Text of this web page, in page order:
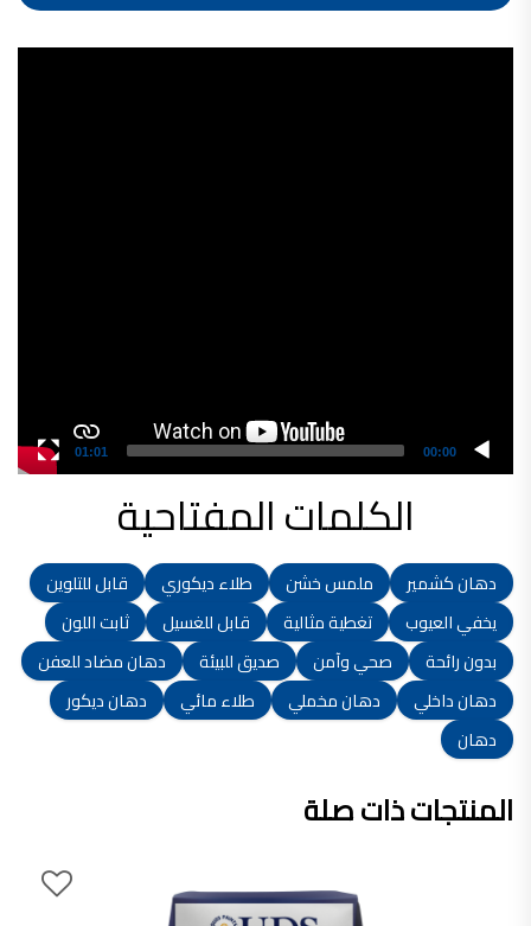
شركات دهانات في الاردن
Video
00:00
01:01
الكلمات المفتاحية
دهان كشمير ملمس خشن طلاء ديكوري
قابل للتلوين
يخفي العيوب
تغطية مثالية قابل للغسيل
ثابت اللون
بدون رائحة
صحي وآمن صديق للبيئة
دهان مضاد للعفن
دهان داخلي
دهان مخملي طلاء مائي
دهان ديكور
دهان
المنتجات ذات صلة